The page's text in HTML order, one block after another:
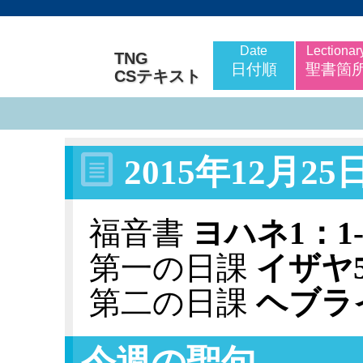
TNG
CSテキスト
Date
日付順 聖書箇
2015年12月25
福音書 ヨハネ1：
第一の日課 イザ
第二の日課 ヘブ